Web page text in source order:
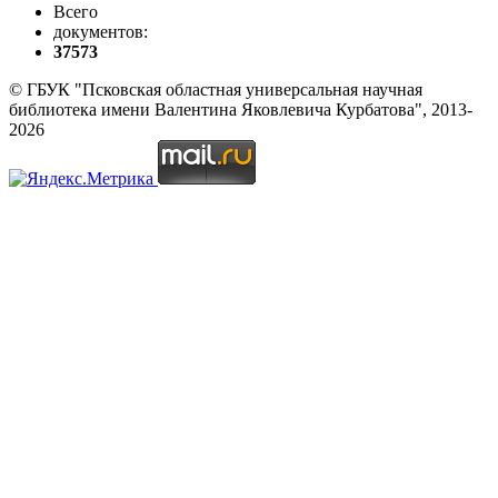
Всего
документов:
37573
© ГБУК "Псковская областная универсальная научная
библиотека имени Валентина Яковлевича Курбатова", 2013-
2026